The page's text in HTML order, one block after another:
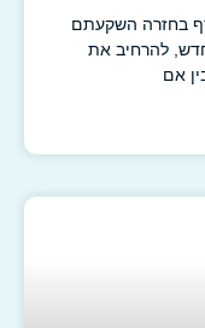
השקעתם
את